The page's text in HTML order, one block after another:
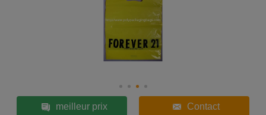
meilleur prix Contact